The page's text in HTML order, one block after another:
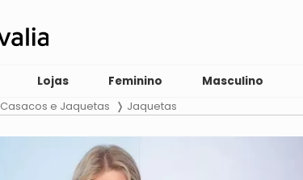
Lojas Feminino Masculino
Casacos e Jaquetas Jaquetas